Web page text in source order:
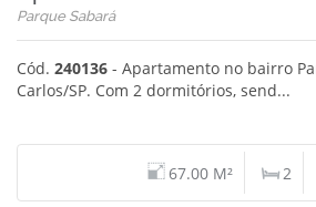
Parque Sabará
Cód. 240136 - Apartamento no bairro
Carlos/SP. Com 2 dormitórios, send...
67.00 M² 2